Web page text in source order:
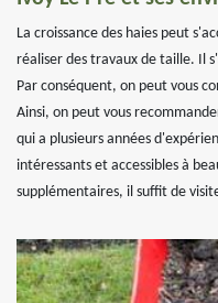
La croissance des haies peut
réaliser des travaux de taille. Il
Par conséquent, on peut vous
Ainsi, on peut vous
qui a plusieurs années
intéressants et accessibles à
supplémentaires, il suffit de